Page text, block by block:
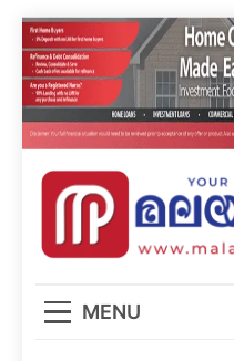
Skip
to
content
MENU